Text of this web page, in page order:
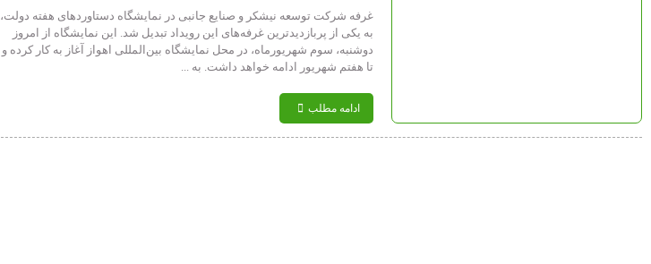
غرفه شرکت توسعه نیشکر و صنایع جانبی در نمایشگاه دستاوردهای هفته دولت،
به یکی از پربازدیدترین غرفه‌های این رویداد تبدیل شد. این نمایشگاه از امروز
دوشنبه، سوم شهریورماه، در محل نمایشگاه بین‌المللی اهواز آغاز به کار کرده و
تا هفتم شهریور ادامه خواهد داشت. به ...
ادامه مطلب